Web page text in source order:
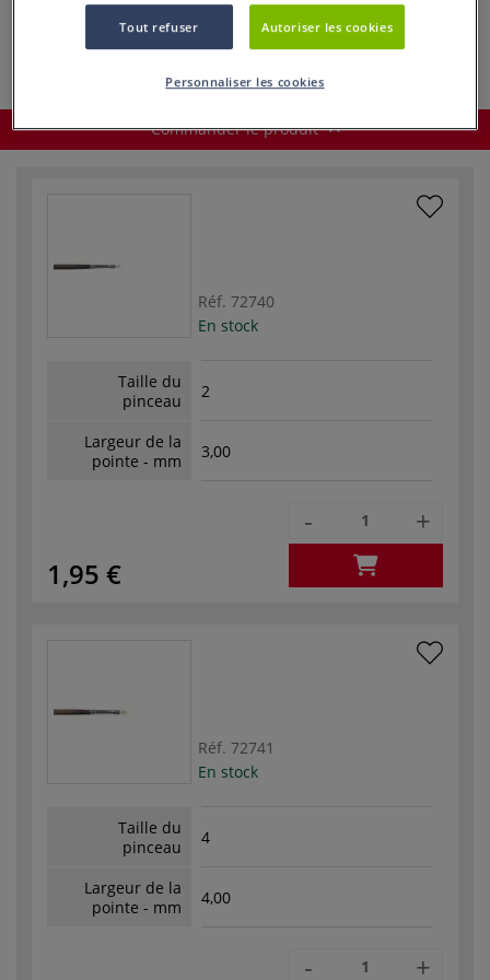
soie de porc Gerstaecker
Commander le produit
Réf. 72740
En stock
Taille du
pinceau
2
Largeur de la
pointe - mm
3,00
1,95 €
- +
Réf. 72741
En stock
Taille du
pinceau
4
Largeur de la
pointe - mm
4,00
- +
Tout refuser Autoriser les cookies
Personnaliser les cookies